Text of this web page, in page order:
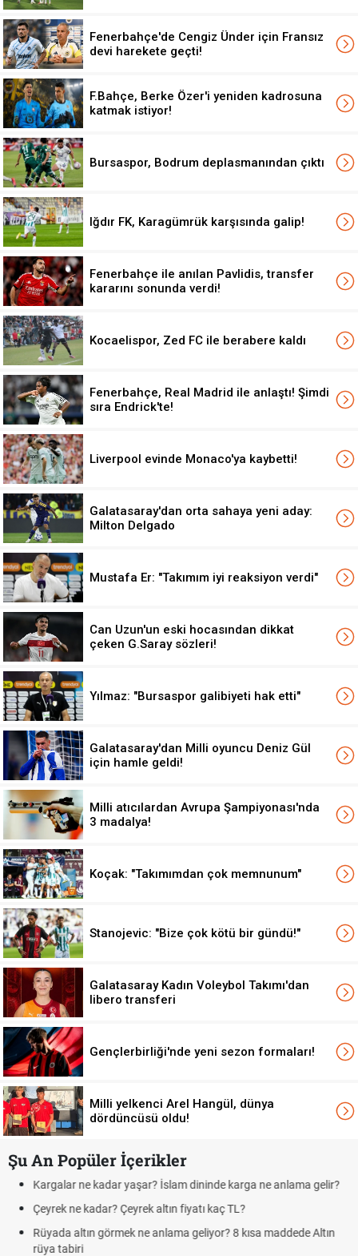
Fenerbahçe'de Cengiz Ünder için Fransız
devi harekete geçti!
F.Bahçe, Berke Özer'i yeniden kadrosuna
katmak istiyor!
Bursaspor, Bodrum deplasmanından çıktı
Iğdır FK, Karagümrük karşısında galip!
Fenerbahçe ile anılan Pavlidis, transfer
kararını sonunda verdi!
Kocaelispor, Zed FC ile berabere kaldı
Fenerbahçe, Real Madrid ile anlaştı! Şimdi
sıra Endrick'te!
Liverpool evinde Monaco'ya kaybetti!
Galatasaray'dan orta sahaya yeni aday:
Milton Delgado
Mustafa Er: "Takımım iyi reaksiyon verdi"
Can Uzun'un eski hocasından dikkat
çeken G.Saray sözleri!
Yılmaz: "Bursaspor galibiyeti hak etti"
Galatasaray'dan Milli oyuncu Deniz Gül
için hamle geldi!
Milli atıcılardan Avrupa Şampiyonası'nda
3 madalya!
Koçak: "Takımımdan çok memnunum"
Stanojevic: "Bize çok kötü bir gündü!"
Galatasaray Kadın Voleybol Takımı'dan
libero transferi
Gençlerbirliği'nde yeni sezon formaları!
Milli yelkenci Arel Hangül, dünya
dördüncüsü oldu!
Şu An Popüler İçerikler
Futbolda ofsayt nedir? Ofsayt nasıl anlatılır?
Kravat nasıl bağlanır? En kolay kravat bağlama yöntemi
Cemre düştü mü? Kış cemresi ne zaman düşer? Cemre düştü ne
demek